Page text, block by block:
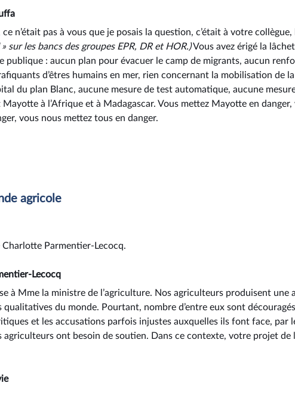
n’était pas à vous que je posais la question, c’était à votre
» sur les bancs des groupes EPR, DR et HOR.)Vous avez érigé la
publique : aucun plan pour évacuer le camp de migrants, aucun
d’êtres humains en mer, rien concernant la mobilisation de
du plan Blanc, aucune mesure de test automatique, aucune
à l’Afrique et à Madagascar. Vous mettez Mayotte en danger,
vous nous mettez tous en danger.
agricole
Charlotte Parmentier-Lecocq.
Lecocq
à Mme la ministre de l’agriculture. Nos agriculteurs produisent une
qualitatives du monde. Pourtant, nombre d’entre eux sont
et les accusations parfois injustes auxquelles ils font face, par
agriculteurs ont besoin de soutien. Dans ce contexte, votre projet de